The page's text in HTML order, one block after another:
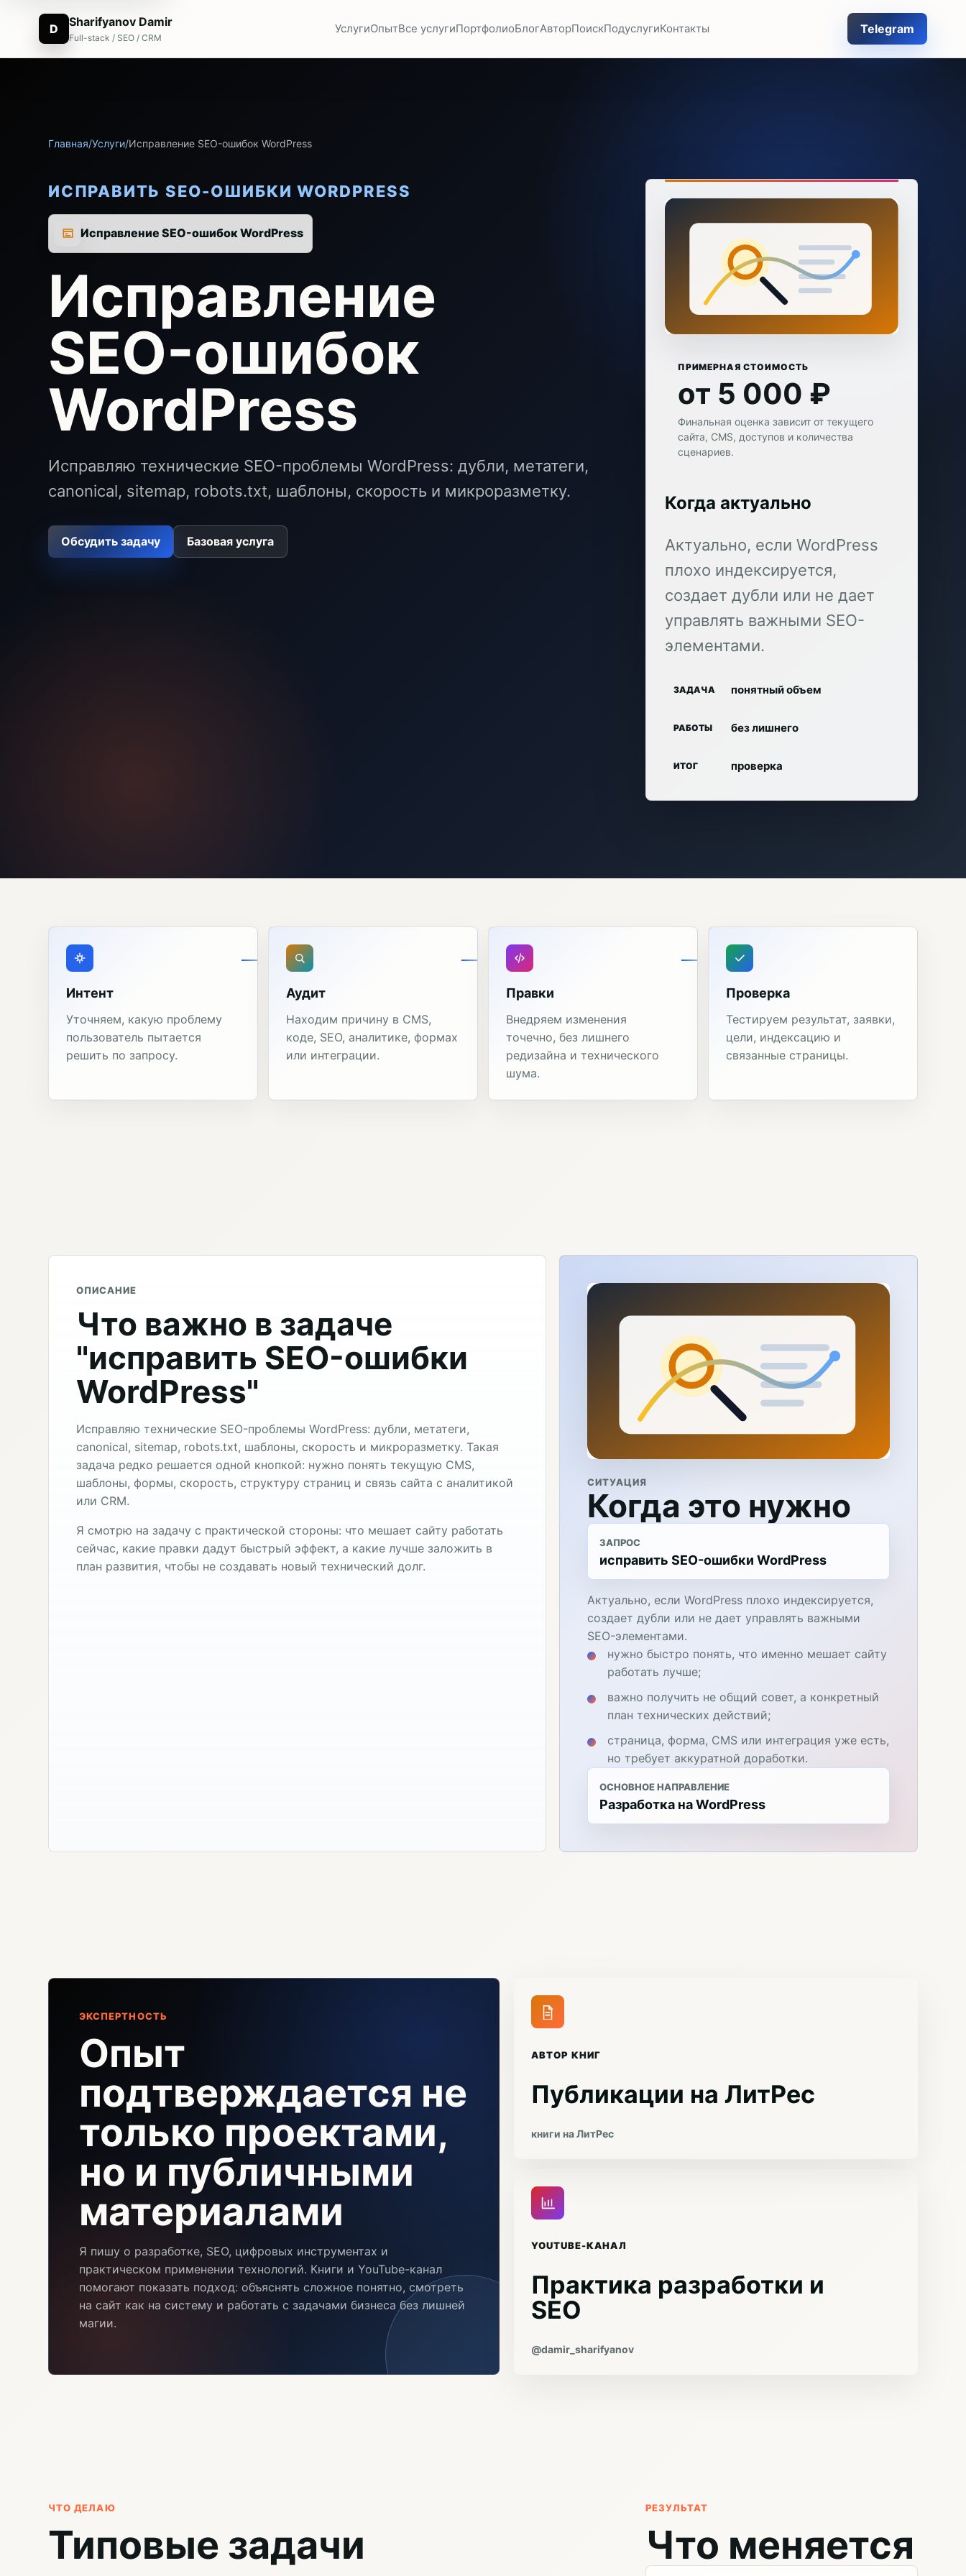
D Sharifyanov Damir
Full-stack / SEO / CRM
УслугиОпытВсе услугиПортфолиоБлогАвторПоискПодуслугиКонтакты Telegram
Главная/Услуги/Исправление SEO-ошибок WordPress
ИСПРАВИТЬ SEO-ОШИБКИ WORDPRESS
Исправление SEO-ошибок WordPress
Исправление
SEO-ошибок
WordPress
Исправляю технические SEO-проблемы WordPress: дубли, метатеги,
canonical, sitemap, robots.txt, шаблоны, скорость и микроразметку.
Обсудить задачу Базовая услуга
ПРИМЕРНАЯ СТОИМОСТЬ
от 5 000 ₽
Финальная оценка зависит от текущего
сайта, CMS, доступов и количества
сценариев.
Когда актуально
Актуально, если WordPress
плохо индексируется,
создает дубли или не дает
управлять важными SEO-
элементами.
ЗАДАЧА понятный объем
РАБОТЫ без лишнего
ИТОГ проверка
Интент
Уточняем, какую проблему
пользователь пытается
решить по запросу.
Аудит
Находим причину в CMS,
коде, SEO, аналитике, формах
или интеграции.
Правки
Внедряем изменения
точечно, без лишнего
редизайна и технического
шума.
Проверка
Тестируем результат, заявки,
цели, индексацию и
связанные страницы.
ОПИСАНИЕ
Что важно в задаче
"исправить SEO-ошибки
WordPress"
Исправляю технические SEO-проблемы WordPress: дубли, метатеги,
canonical, sitemap, robots.txt, шаблоны, скорость и микроразметку. Такая
задача редко решается одной кнопкой: нужно понять текущую CMS,
шаблоны, формы, скорость, структуру страниц и связь сайта с аналитикой
или CRM.
Я смотрю на задачу с практической стороны: что мешает сайту работать
сейчас, какие правки дадут быстрый эффект, а какие лучше заложить в
план развития, чтобы не создавать новый технический долг.
СИТУАЦИЯ
Когда это нужно
ЗАПРОС
исправить SEO-ошибки WordPress
Актуально, если WordPress плохо индексируется,
создает дубли или не дает управлять важными
SEO-элементами.
нужно быстро понять, что именно мешает сайту
работать лучше;
важно получить не общий совет, а конкретный
план технических действий;
страница, форма, CMS или интеграция уже есть,
но требует аккуратной доработки.
ОСНОВНОЕ НАПРАВЛЕНИЕ
Разработка на WordPress
ЭКСПЕРТНОСТЬ
Опыт
подтверждается не
только проектами,
но и публичными
материалами
Я пишу о разработке, SEO, цифровых инструментах и
практическом применении технологий. Книги и YouTube-канал
помогают показать подход: объяснять сложное понятно, смотреть
на сайт как на систему и работать с задачами бизнеса без лишней
магии.
АВТОР КНИГ
Публикации на ЛитРес
книги на ЛитРес
YOUTUBE-КАНАЛ
Практика разработки и
SEO
@damir_sharifyanov
ЧТО ДЕЛАЮ
Типовые задачи
РЕЗУЛЬТАТ
Что меняется